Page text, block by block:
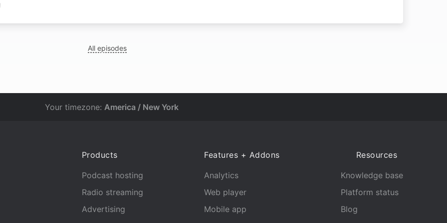
All episodes
Your timezone: America / New York
Products
Podcast hosting
Radio streaming
Advertising
Features + Addons
Analytics
Web player
Mobile app
Resources
Knowledge base
Platform status
Blog